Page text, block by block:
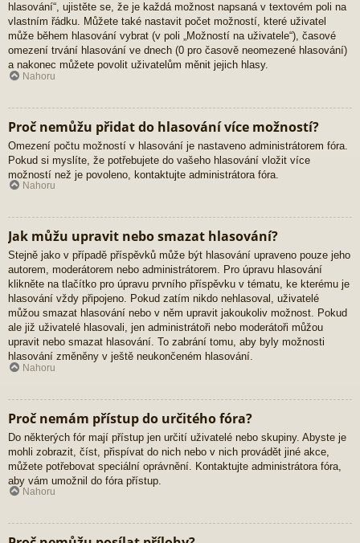
hlasování“, ujistěte se, že je každá možnost napsaná v textovém poli na
vlastním řádku. Můžete také nastavit počet možností, které uživatel
může během hlasování vybrat (v poli „Možností na uživatele“), časové
omezení trvání hlasování ve dnech (0 pro časově neomezené hlasování)
a nakonec můžete povolit uživatelům měnit jejich hlasy.
Nahoru
Proč nemůžu přidat do hlasování více možností?
Omezení počtu možností v hlasování je nastaveno administrátorem fóra.
Pokud si myslíte, že potřebujete do vašeho hlasování vložit více
možností než je povoleno, kontaktujte administrátora fóra.
Nahoru
Jak můžu upravit nebo smazat hlasování?
Stejně jako v případě příspěvků může být hlasování upraveno pouze jeho
autorem, moderátorem nebo administrátorem. Pro úpravu hlasování
klikněte na tlačítko pro úpravu prvního příspěvku v tématu, ke kterému je
hlasování vždy připojeno. Pokud zatím nikdo nehlasoval, uživatelé
můžou smazat hlasování nebo v něm upravit jakoukoliv možnost. Pokud
ale již uživatelé hlasovali, jen administrátoři nebo moderátoři můžou
upravit nebo smazat hlasování. To zabrání tomu, aby byly možnosti
hlasování změněny v ještě neukončeném hlasování.
Nahoru
Proč nemám přístup do určitého fóra?
Do některých fór mají přístup jen určití uživatelé nebo skupiny. Abyste je
mohli zobrazit, číst, přispívat do nich nebo v nich provádět jiné akce,
můžete potřebovat speciální oprávnění. Kontaktujte administrátora fóra,
aby vám umožnil do fóra přístup.
Nahoru